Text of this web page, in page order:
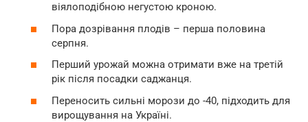
віялоподібною негустою кроною.
Пора дозрівання плодів – перша половина
серпня.
Перший урожай можна отримати вже на третій
рік після посадки саджанця.
Переносить сильні морози до -40, підходить для
вирощування на Україні.